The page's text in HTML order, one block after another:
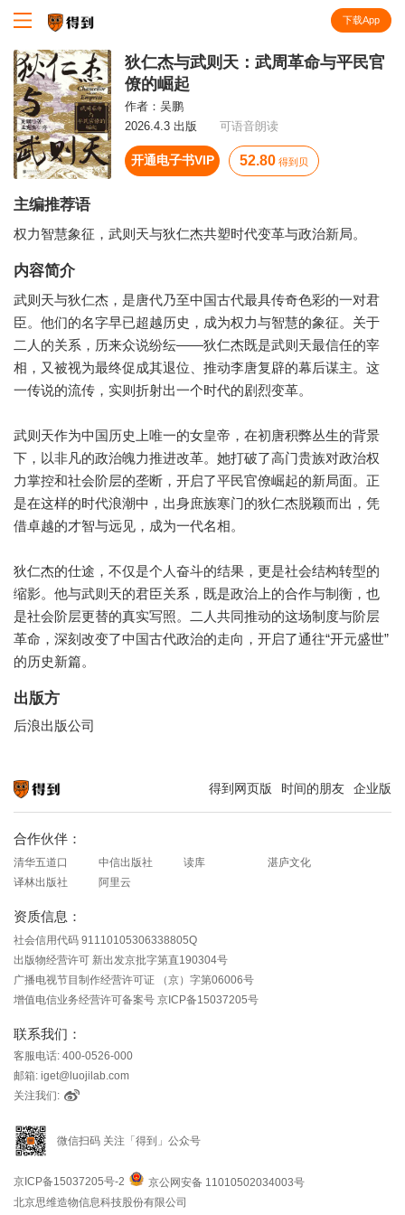
下载App
狄仁杰与武则天：武周革命与平民官
僚的崛起
作者： 吴鹏
2026.4.3 出版
可语音朗读
开通电子书VIP 52.80 得到贝
主编推荐语
权力智慧象征，武则天与狄仁杰共塑时代变革与政治新局。
内容简介
武则天与狄仁杰，是唐代乃至中国古代最具传奇色彩的一对君
臣。他们的名字早已超越历史，成为权力与智慧的象征。关于
二人的关系，历来众说纷纭——狄仁杰既是武则天最信任的宰
相，又被视为最终促成其退位、推动李唐复辟的幕后谋主。这
一传说的流传，实则折射出一个时代的剧烈变革。
武则天作为中国历史上唯一的女皇帝，在初唐积弊丛生的背景
下，以非凡的政治魄力推进改革。她打破了高门贵族对政治权
力掌控和社会阶层的垄断，开启了平民官僚崛起的新局面。正
是在这样的时代浪潮中，出身庶族寒门的狄仁杰脱颖而出，凭
借卓越的才智与远见，成为一代名相。
狄仁杰的仕途，不仅是个人奋斗的结果，更是社会结构转型的
缩影。他与武则天的君臣关系，既是政治上的合作与制衡，也
是社会阶层更替的真实写照。二人共同推动的这场制度与阶层
革命，深刻改变了中国古代政治的走向，开启了通往“开元盛世”
的历史新篇。
出版方
后浪出版公司
得到网页版 时间的朋友 企业版
合作伙伴：
清华五道口 中信出版社 读库
湛庐文化
译林出版社
阿里云
资质信息：
社会信用代码 91110105306338805Q
出版物经营许可 新出发京批字第直190304号
广播电视节目制作经营许可证 （京）字第06006号
增值电信业务经营许可备案号 京ICP备15037205号
联系我们：
客服电话: 400-0526-000
邮箱: iget@luojilab.com
关注我们:
微信扫码 关注「得到」公众号
京ICP备15037205号-2
京公网安备 11010502034003号
北京思维造物信息科技股份有限公司